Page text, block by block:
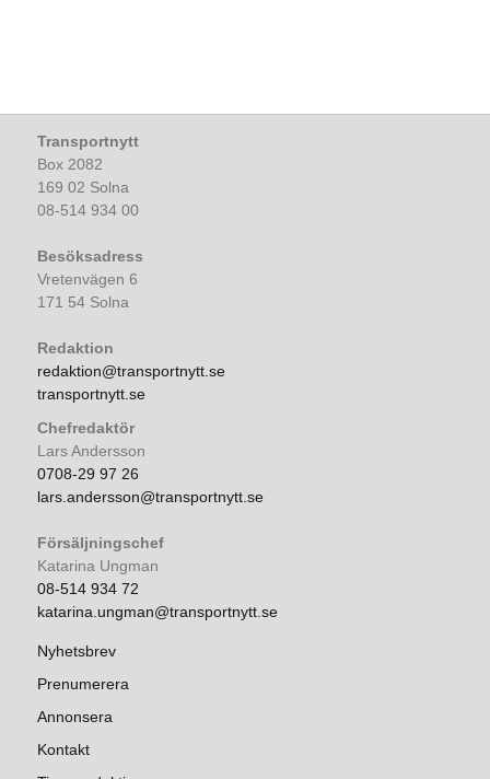
Transportnytt
Box 2082
169 02 Solna
08-514 934 00
Besöksadress
Vretenvägen 6
171 54 Solna
Redaktion
redaktion@transportnytt.se
transportnytt.se
Chefredaktör
Lars Andersson
0708-29 97 26
lars.andersson@transportnytt.se
Försäljningschef
Katarina Ungman
08-514 934 72
katarina.ungman@transportnytt.se
Nyhetsbrev
Prenumerera
Annonsera
Kontakt